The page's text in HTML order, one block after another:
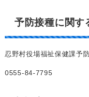
予防接種に関す
忍野村役場福祉保健課予
0555-84-7795